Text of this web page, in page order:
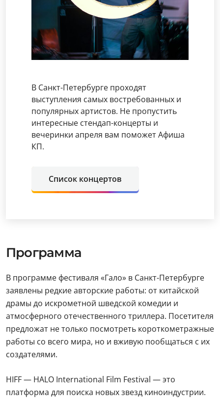
В Санкт-Петербурге проходят
выступления самых востребованных и
популярных артистов. Не пропустить
интересные стендап-концерты и
вечеринки апреля вам поможет Афиша
КП.
Список концертов
Программа
В программе фестиваля «Гало» в Санкт-Петербурге
заявлены редкие авторские работы: от китайской
драмы до искрометной шведской комедии и
атмосферного отечественного триллера. Посетителя
предложат не только посмотреть короткометражные
работы со всего мира, но и вживую пообщаться с их
создателями.
HIFF — HALO International Film Festival — это
платформа для поиска новых звезд киноиндустрии.